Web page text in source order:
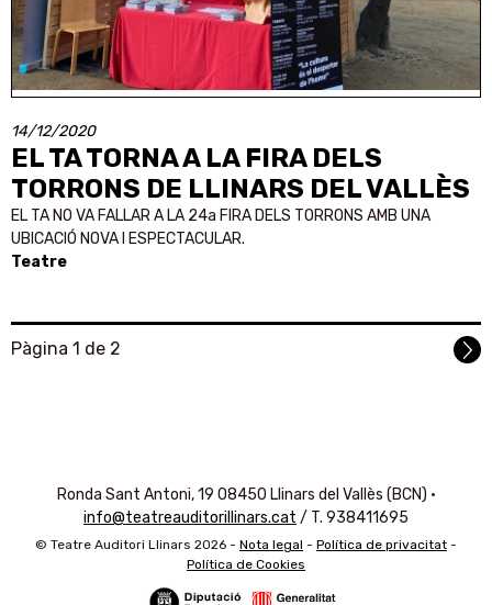
14/12/2020
EL TA TORNA A LA FIRA DELS
TORRONS DE LLINARS DEL VALLÈS
EL TA NO VA FALLAR A LA 24a FIRA DELS TORRONS AMB UNA
UBICACIÓ NOVA I ESPECTACULAR.
Teatre
Pàgina 1 de 2
Ronda Sant Antoni, 19 08450 Llinars del Vallès (BCN) ·
info@teatreauditorillinars.cat / T. 938411695
© Teatre Auditori Llinars 2026 - Nota legal - Política de privacitat -
Política de Cookies